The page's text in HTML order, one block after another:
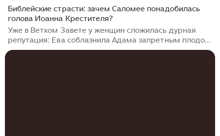
Библейские страсти: зачем Саломее понадобилась
голова Иоанна Крестителя?
Уже в Ветхом Завете у женщин сложилась дурная
репутация: Ева соблазнила Адама запретным плодом
и обрекла человечество на беды. Дочери Лота